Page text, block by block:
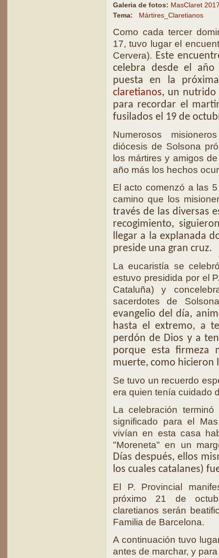
Galeria de fotos: MasClaret
Tema:
Mártires_Claretianos
Como cada tercer
17, tuvo lugar el
Cervera). Este
celebra desde el
puesta en la
claretianos, un nutrido
para recordar el
fusilados el 19 de
Numerosos
diócesis de Solsona
los mártires y amigos
año más los hechos
El acto comenzó a las
camino que los
través de las diversas
recogimiento,
llegar a la explanada
preside una gran cruz.
La eucaristía se
estuvo presidida por el
Cataluña) y
sacerdotes de
evangelio del día,
hasta el extremo, a
perdón de Dios y a
porque esta firmeza
muerte, como hicieron
Se tuvo un recuerdo
era quien tenía cuidado
La celebración
significado para el
vivían en esta casa
"Moreneta" en un
Días después, ellos
los cuales catalanes)
El P. Provincial
próximo 21 de
claretianos serán
Familia de Barcelona.
A continuación tuvo
antes de marchar, y